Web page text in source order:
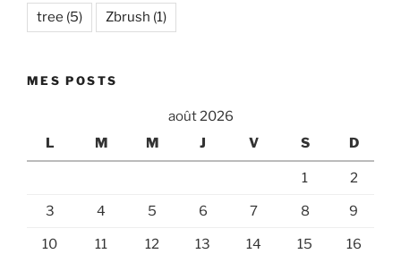
tree (5) Zbrush (1)
MES POSTS
août 2026
L
M M J V S D
1 2
3 4 5 6 7 8 9
10 11 12 13 14 15 16